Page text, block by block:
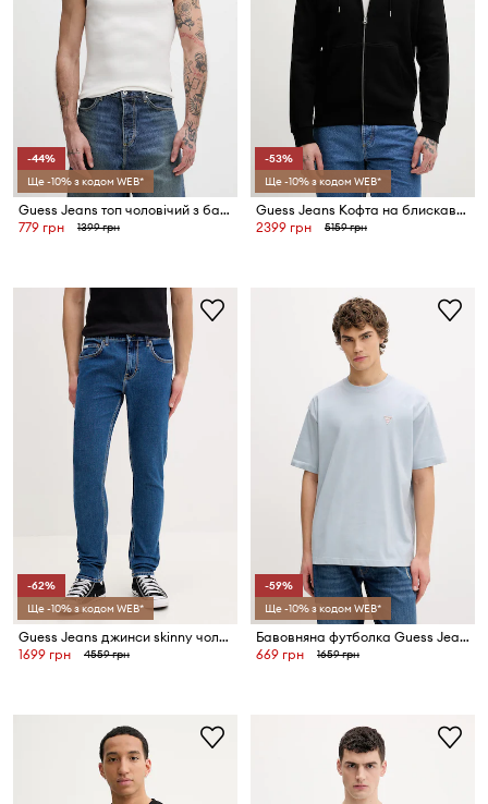
-44%
Ще -10% з кодом WEB*
Guess Jeans топ чоловічий з бавовною
779 грн
1399 грн
-53%
Ще -10% з кодом WEB*
Guess Jeans Кофта на блискавці з капюшоном чоловіча бавовняна
2399 грн
5159 грн
-62%
Ще -10% з кодом WEB*
Guess Jeans джинси skinny чоловічі
1699 грн
4559 грн
-59%
Ще -10% з кодом WEB*
Бавовняна футболка Guess Jeans
669 грн
1659 грн